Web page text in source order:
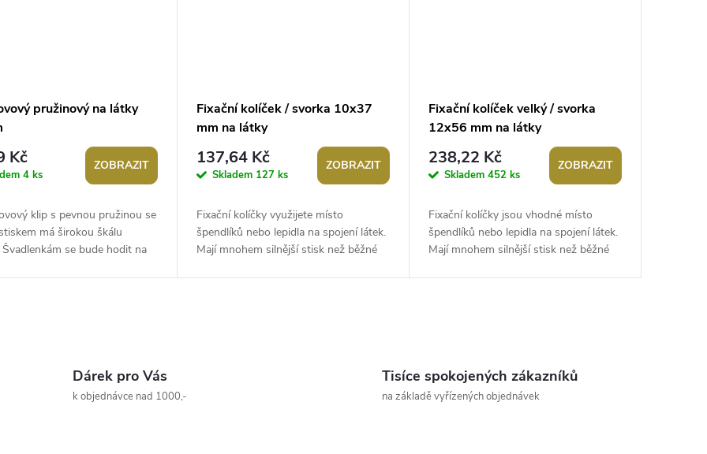
pružinový na látky
Kč
4 ks
ZOBRAZIT
klip s pevnou pružinou se
má širokou škálu
se bude hodit na
Fixační kolíček / svorka 10x37
mm na látky
137,64 Kč
Skladem 127 ks
ZOBRAZIT
Fixační kolíčky využijete místo
špendlíků nebo lepidla na spojení látek.
Mají mnohem silnější stisk než běžné
Fixační kolíček velký / svorka
12x56 mm na látky
238,22 Kč
Skladem 452 ks
ZOBRAZIT
Fixační kolíčky jsou vhodné místo
špendlíků nebo lepidla na spojení látek.
Mají mnohem silnější stisk než běžné
Dárek pro Vás
k objednávce nad 1000,-
Tisíce spokojených zákazníků
na základě vyřízených objednávek